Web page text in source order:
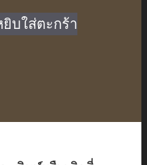
was:
฿590.00.
ยิบใส่ตะกร้า